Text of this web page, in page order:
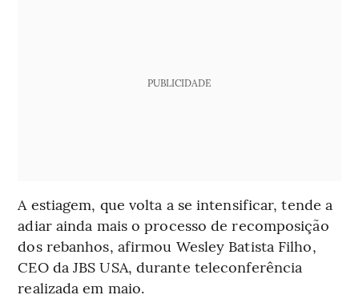
PUBLICIDADE
A estiagem, que volta a se intensificar, tende a
adiar ainda mais o processo de recomposição
dos rebanhos, afirmou Wesley Batista Filho,
CEO da JBS USA, durante teleconferência
realizada em maio.